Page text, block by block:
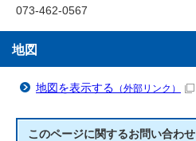
073-462-0567
地図
地図を表示する （外部リンク）
このページに関するお問い合わせ